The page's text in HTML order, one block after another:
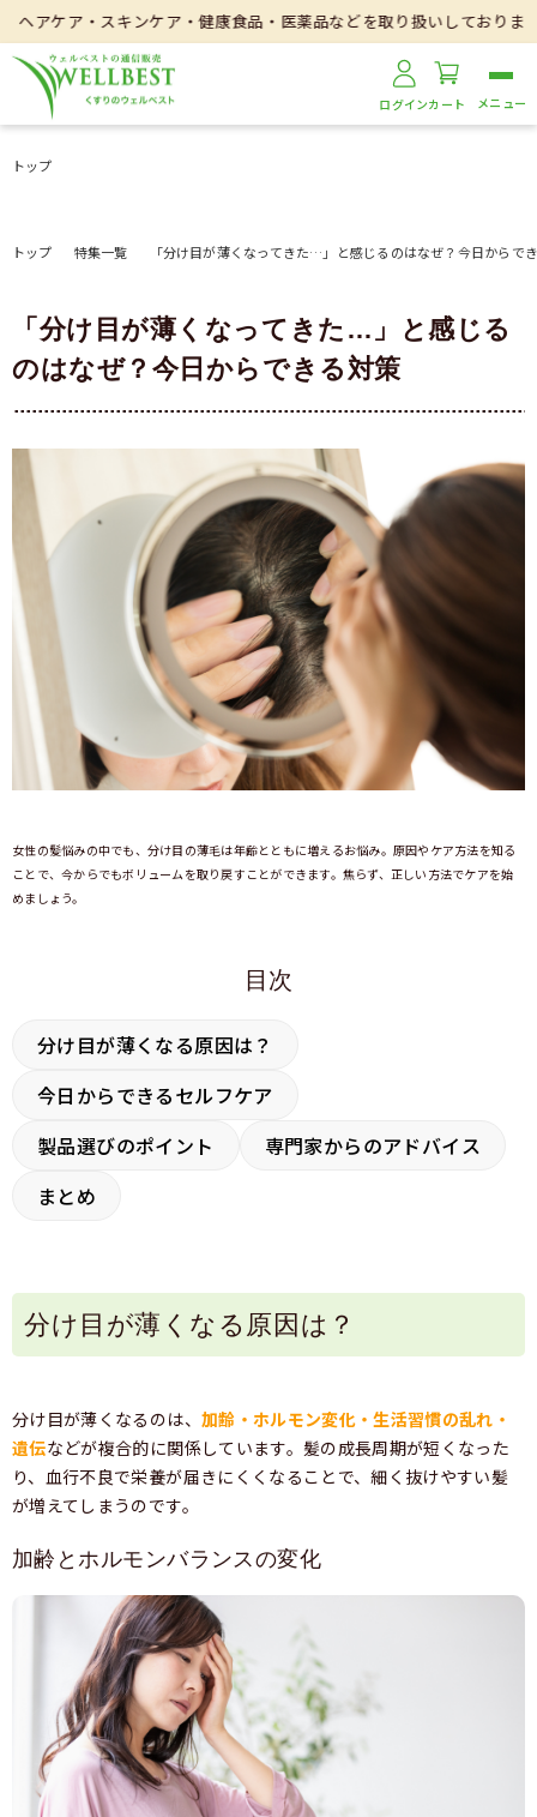
ンケア・健康食品・医薬品などを取り扱いしております。
ログインカート
トップ
トップ 特集一覧 「分け目が薄くなってきた…」と感じるのはなぜ？今日からで
「分け目が薄くなってきた…」と感じる
のはなぜ？今日からできる対策
女性の髪悩みの中でも、分け目の薄毛は年齢とともに増えるお悩み。原因やケア方法を知る
ことで、今からでもボリュームを取り戻すことができます。焦らず、正しい方法でケアを始
めましょう。
目次
分け目が薄くなる原因は？
今日からできるセルフケア
製品選びのポイント
専門家からのアドバイス
まとめ
分け目が薄くなる原因は？
分け目が薄くなるのは、 加齢・ホルモン変化・生活習慣の乱れ・
遺伝などが複合的に関係しています。髪の成長周期が短くなった
り、血行不良で栄養が届きにくくなることで、細く抜けやすい髪
が増えてしまうのです。
加齢とホルモンバランスの変化